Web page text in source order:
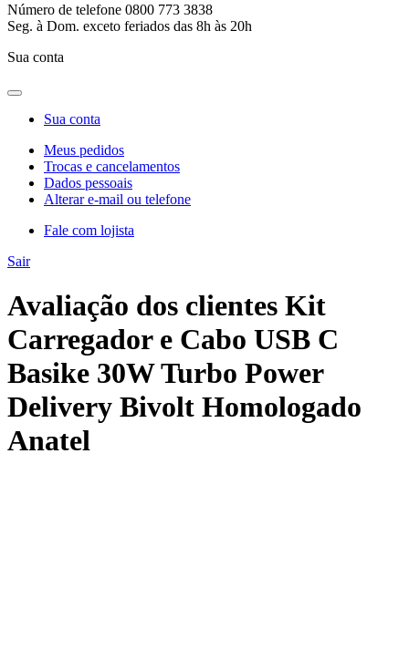
Número de telefone 0800 773 3838
Seg. à Dom. exceto feriados das 8h às 20h
Sua conta
Sua conta
Meus pedidos
Trocas e cancelamentos
Dados pessoais
Alterar e-mail ou telefone
Fale com lojista
Sair
Avaliação dos clientes Kit
Carregador e Cabo USB C
Basike 30W Turbo Power
Delivery Bivolt Homologado
Anatel